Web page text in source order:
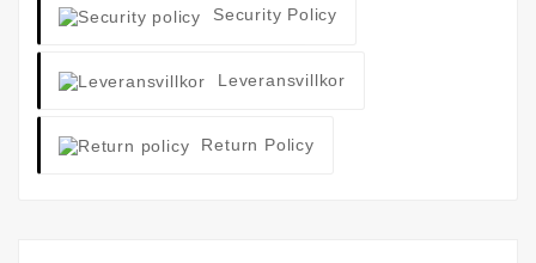
Security Policy
Leveransvillkor
Return Policy